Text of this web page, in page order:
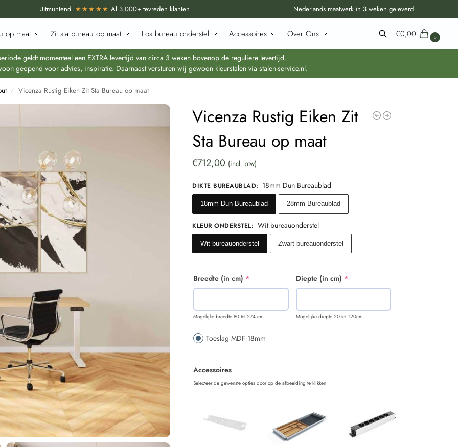
Uitmuntend ★★★★★ Al 3.000+ tevreden klanten Nederlands maatwerk in 3 weken geleverd
op maat Zit sta bureau op maat Los bureau onderstel Accessoires Over Ons
Zoeken
€0,00 0
geldt momenteel een EXTRA levertijd van circa 3 weken bovenop de reguliere levertijd.
geopend voor advies, inspiratie. Daarnaast versturen wij gewoon kleurstalen via stalen-service.nl.
/ Vicenza Rustig Eiken Zit Sta Bureau op maat
Vicenza Rustig Eiken Zit
Sta Bureau op maat
€712,00 (incl. btw)
DIKTE BUREAUBLAD: 18mm Dun Bureaublad
18mm Dun Bureaublad 28mm Bureaublad
KLEUR ONDERSTEL: Wit bureauonderstel
Wit bureauonderstel Zwart bureauonderstel
Breedte (in cm) *
Mogelijke breedte 80 tot 274 cm.
Diepte (in cm) *
Mogelijke diepte 20 tot 120cm.
Toeslag MDF 18mm
Accessoires
Selecteer de gewenste opties door op de afbeelding te klikken.